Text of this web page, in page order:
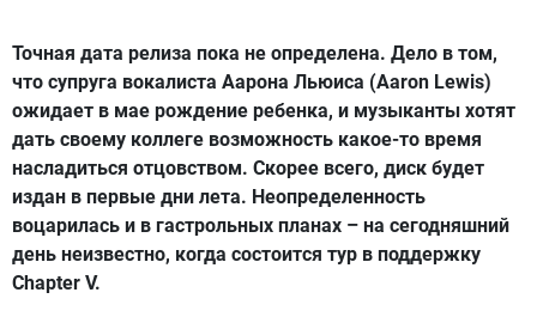
Точная дата релиза пока не определена. Дело в том,
что супруга вокалиста Аарона Льюиса (Aaron Lewis)
ожидает в мае рождение ребенка, и музыканты хотят
дать своему коллеге возможность какое-то время
насладиться отцовством. Скорее всего, диск будет
издан в первые дни лета. Неопределенность
воцарилась и в гастрольных планах – на сегодняшний
день неизвестно, когда состоится тур в поддержку
Chapter V.